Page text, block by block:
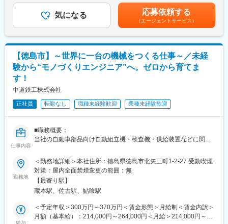
当社の扱うポンプ設備は、こうした状況下で速やかに排水を行
い、街の安全を守る重要な役割を担っています。
また、暮らしに欠かせない「きれいな水」を供給することで、住
民の安心と快適な生活環境を支えています。
■組織構成
・部署の人数：47人
社風です。
・異業種からの転職者も多く、これまでの経験を活かしながら新
しい分野にチャレンジできる環境が整っています。
変更の範囲：会社の定める業務
本社経理部にて、当社の経理業務全般を担当していただきます。
専門性を深め、日々の経理業務を通じて会社の財務基盤を支える
・日常的な会計処理、入出金管理、経費精算業務
・月次・四半期・年次決算業務（単体・連結）の推進、会計事務
所との連携
・各事業所の経理業務指導、内部統制の強化、会計監査対応
資産税など）
経理の実務経験をお持ちの方は、その経験を活かしてご活躍いた
だけます。「もっと幅広い経理業務に携わりたい」「経験を積み
つの業務を丁寧に進められる方にぴったりの環境です。
■配属先
総務部（20代4名、30代2名、50代1名）
報連相はもちろん、雑談も多く、情報共有が活発なチームです！
手当詳細・住宅手当：一人暮らし1.8万円、既婚者1.8万円、実家
暮らし1.5万円・家族手当：扶養配偶者1万円、子一人5千円・資格
手当：最大2万円賃金はあくまでも目安の金額であり、選考を通じ
て上下する可能性があります。月給(月額)は固定手当を含めた表記
です。
気になる 応募依頼する
（エージェントサービス）
【徳島市】～世界に一台の機械をつくる仕事～／未経
験から“モノづくりエンジニア”へ。ゼロから育てま
す！
中道鉄工株式会社
正社員 転勤なし 職種未経験歓迎 業種未経験歓迎
仕事内容
■職務概要：
当社の自動車部品向け自動組立機・検査機・供給装置などに関す
＜具体的な業務＞
・組み立て業務…主に自動車関連部品の組立機や検査機、供給装
置等の機械組立で、加工部門で製作した部品や購入した部品を組
立図面を見て組立てていただきます。
※入社時は機械組立の業務を専任いただきますが、ゆくゆくは電気
配線、機械部品加工などの業務もお任せする可能性があります。1
勤務地
＜勤務地詳細＞本社住所：徳島県徳島市北矢三町1-2-27 受動喫煙
対策：屋内全面禁煙変更の範囲：無
【最寄り駅】
蔵本駅、佐古駅、鮎喰駅
給与
＜予定年収＞300万円～370万円＜賃金形態＞月給制＜賃金内訳＞
月額（基本給）：214,000円～264,000円＜月給＞214,000円～